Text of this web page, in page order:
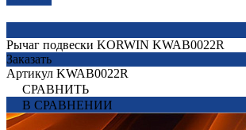
Рычаг подвески KORWIN KWAB0022R
Заказать
Артикул KWAB0022R
СРАВНИТЬ
В СРАВНЕНИИ